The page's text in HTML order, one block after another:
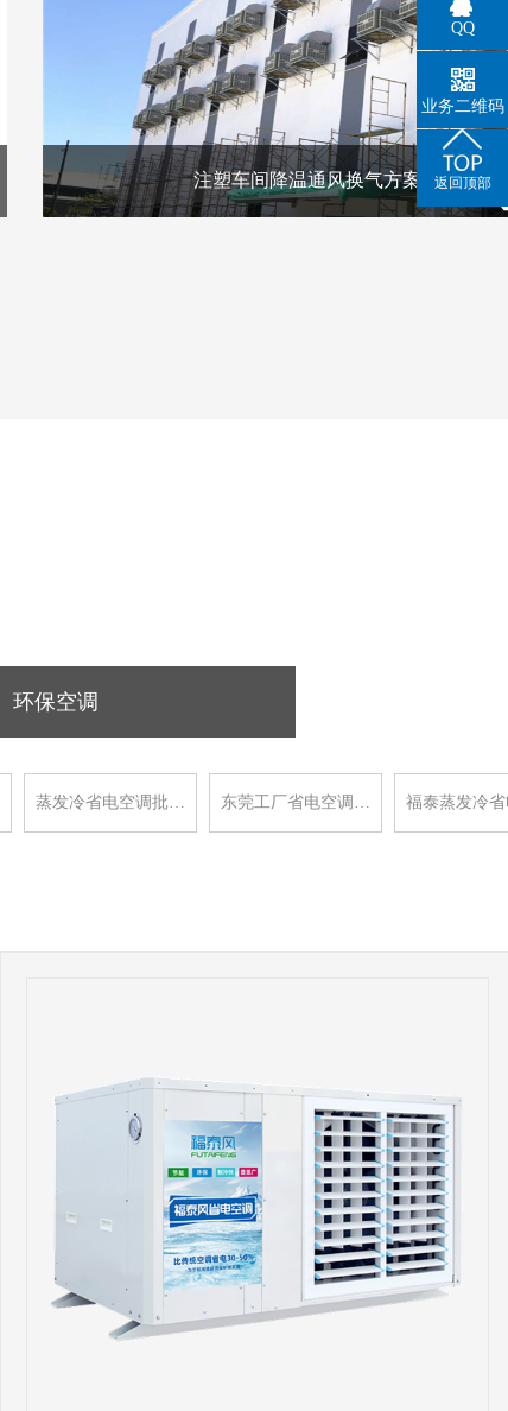
注塑车间降温通风换气方案
环保空调
蒸发冷省电空调批… 东莞工厂省电空调… 福泰蒸发冷
QQ
业务二维码
返回顶部